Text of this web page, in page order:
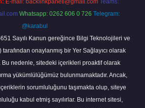
E-mail: backlinkpaneli@gmail.com Teams:
Whatsapp: 0262 606 0 726 Telegram:
@karabul
Sayılı Kanun gereğince Bilgi Teknolojileri ve
tarafından onaylanmış bir Yer Sağlayıcı olarak
Bu nedenle, sitedeki içerikleri proaktif olarak
yükümlülüğümüz bulunmamaktadır. Ancak,
sorumluluğunu taşımakta olup, siteye
kabul etmiş sayılırlar. Bu internet sitesi,